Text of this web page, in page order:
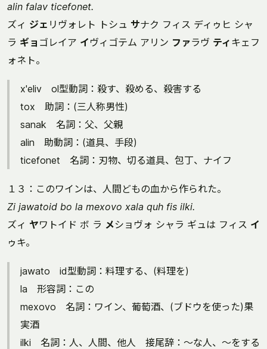
alin falav ticefonet.
ズィ ジェ リヴォレト トシュ サナク フィス ディゥヒ シャ
ラ ギョ ゴレイア イ ヴィゴテム アリン ファラヴ ティ キェフ
ォネト。
x'eliv ol型動詞：殺す、殺める、殺害する
tox 助詞：(三人称男性)
sanak 名詞：父、父親
alin 助動詞：(道具、手段)
ticefonet 名詞：刃物、切る道具、包丁、ナイフ
１３：このワインは、人間どもの血から作られた。
Zi jawatoid bo la mexovo xala quh fis ilki.
ズィ ヤワトイド ボ ラ メショヴォ シャラ ギュは フィス イ
ゥキ。
jawato id型動詞：料理する、(料理を)
la 形容詞：この
mexovo 名詞：ワイン、葡萄酒、(ブドウを使った)果
実酒
ilki 名詞：人、人間、他人 接尾辞：～な人、～をする